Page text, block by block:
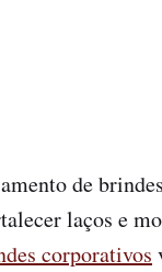
de
laços e
corporativos